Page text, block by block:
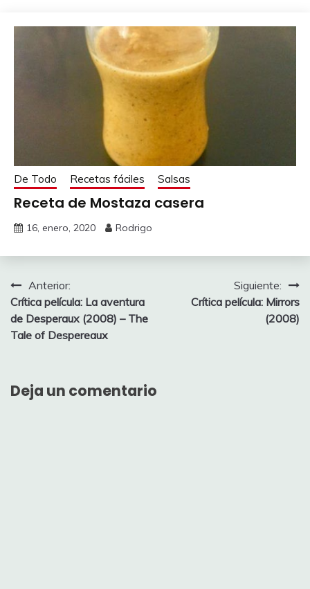
De Todo Recetas fáciles Salsas
Receta de Mostaza casera
16, enero, 2020 Rodrigo
Navegación
de
entradas
Anterior:
Crítica película: La aventura
de Desperaux (2008) – The
Tale of Despereaux
Siguiente:
Crítica película: Mirrors
(2008)
Deja un comentario